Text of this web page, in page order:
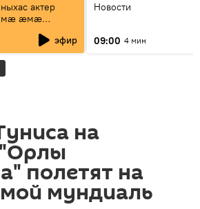
актер
æмæ
рæстагон
эфир
Новости
09:00 4 мин
на
полетят на
мундиаль